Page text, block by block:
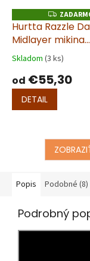
Z
A
D
A
M
O
Hurtta Razzle
Midlayer mikina
černicová
Skladom (3 ks)
od €55,30
DETAIL
Popis Podobné (8)
Podrobný